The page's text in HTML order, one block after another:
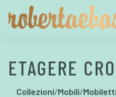
ETAGERE
Collezioni/Mobili/Mobiletti